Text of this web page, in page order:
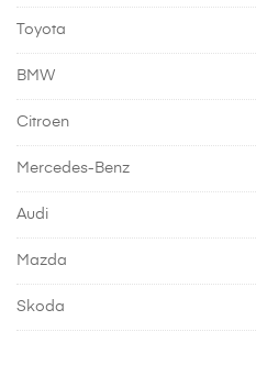
Toyota
BMW
Citroen
Mercedes-Benz
Audi
Mazda
Skoda